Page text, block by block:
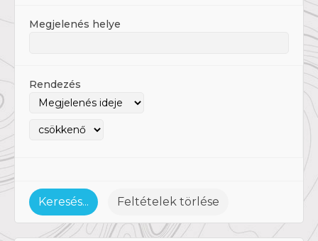
Megjelenés helye
Rendezés
Keresés... Feltételek törlése